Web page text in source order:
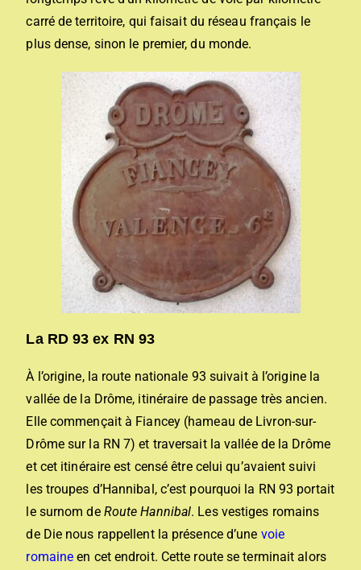
carré de territoire, qui faisait du réseau français le
plus dense, sinon le premier, du monde.
La RD 93 ex RN 93
À l’origine, la route nationale 93 suivait à l’origine la
vallée de la Drôme, itinéraire de passage très ancien.
Elle commençait à Fiancey (hameau de Livron-sur-
Drôme sur la RN 7) et traversait la vallée de la Drôme
et cet itinéraire est censé être celui qu’avaient suivi
les troupes d’Hannibal, c’est pourquoi la RN 93 portait
le surnom de Route Hannibal. Les vestiges romains
de Die nous rappellent la présence d’une voie
romaine en cet endroit. Cette route se terminait alors